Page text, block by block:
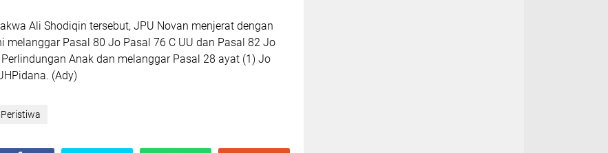
Ali Shodiqin tersebut, JPU Novan menjerat dengan
melanggar Pasal 80 Jo Pasal 76 C UU dan Pasal 82 Jo
Anak dan melanggar Pasal 28 ayat (1) Jo
(Ady)
Peristiwa